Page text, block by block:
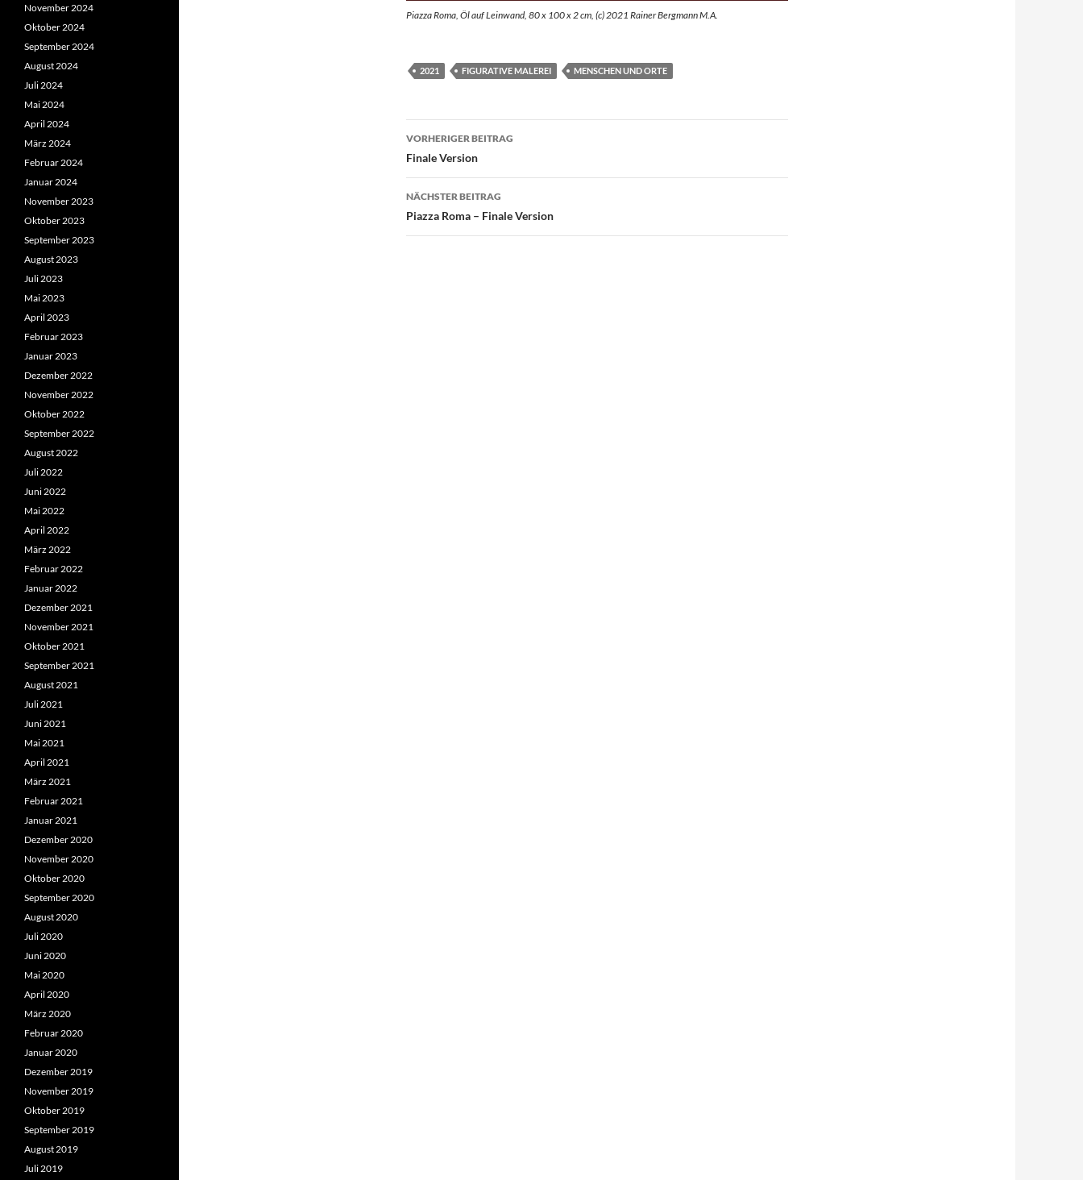
Piazza Roma, Öl auf Leinwand, 80 x 100 x 2 cm, (c) 2021 Rainer Bergmann M.A.
2021 FIGURATIVE MALEREI MENSCHEN UND ORTE
Beitragsnavigation
VORHERIGER BEITRAG
Finale Version
NÄCHSTER BEITRAG
Piazza Roma – Finale Version
November 2024
Oktober 2024
September 2024
August 2024
Juli 2024
Mai 2024
April 2024
März 2024
Februar 2024
Januar 2024
November 2023
Oktober 2023
September 2023
August 2023
Juli 2023
Mai 2023
April 2023
Februar 2023
Januar 2023
Dezember 2022
November 2022
Oktober 2022
September 2022
August 2022
Juli 2022
Juni 2022
Mai 2022
April 2022
März 2022
Februar 2022
Januar 2022
Dezember 2021
November 2021
Oktober 2021
September 2021
August 2021
Juli 2021
Juni 2021
Mai 2021
April 2021
März 2021
Februar 2021
Januar 2021
Dezember 2020
November 2020
Oktober 2020
September 2020
August 2020
Juli 2020
Juni 2020
Mai 2020
April 2020
März 2020
Februar 2020
Januar 2020
Dezember 2019
November 2019
Oktober 2019
September 2019
August 2019
Juli 2019